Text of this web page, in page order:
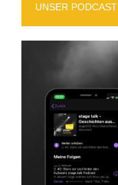
UNSER PODCAST